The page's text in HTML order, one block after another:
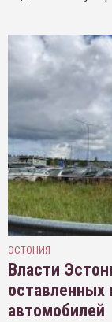
ЭСТОНИЯ
Власти
оставленных
автомобилей